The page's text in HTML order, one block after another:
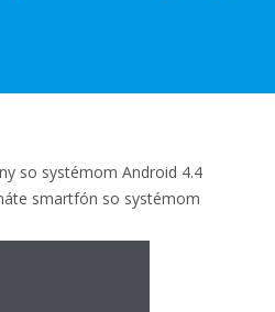
so systémom Android 4.4
smartfón so systémom